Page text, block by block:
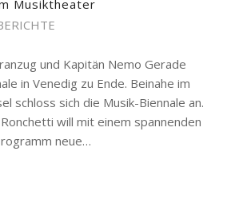
Musiktheater
und Kapitän Nemo Gerade
in Venedig zu Ende. Beinahe im
schloss sich die Musik-Biennale an.
will mit einem spannenden
neue…